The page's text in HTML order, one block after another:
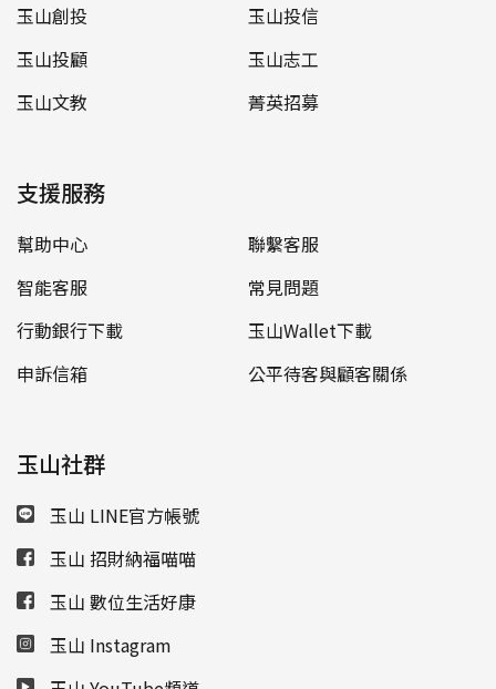
玉山創投
玉山投信
玉山投顧
玉山志工
玉山文教
菁英招募
支援服務
幫助中心
聯繫客服
智能客服
常見問題
行動銀行下載
玉山Wallet下載
申訴信箱
公平待客與顧客關係
玉山社群
玉山 LINE官方帳號
玉山 招財納福喵喵
玉山 數位生活好康
玉山 Instagram